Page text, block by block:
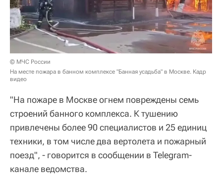
© МЧС России
На месте пожара в банном комплексе "Банная усадьба" в Москве. Кадр
видео
"На пожаре в Москве огнем повреждены семь
строений банного комплекса. К тушению
привлечены более 90 специалистов и 25 единиц
техники, в том числе два вертолета и пожарный
поезд", - говорится в сообщении в Telegram-
канале ведомства.